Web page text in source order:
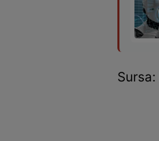
Sursa: